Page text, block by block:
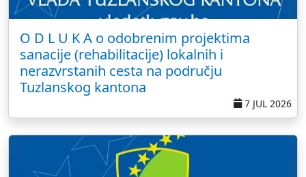
O D L U K A o odobrenim projektima
sanacije (rehabilitacije) lokalnih i
nerazvrstanih cesta na području
Tuzlanskog kantona
7 JUL 2026